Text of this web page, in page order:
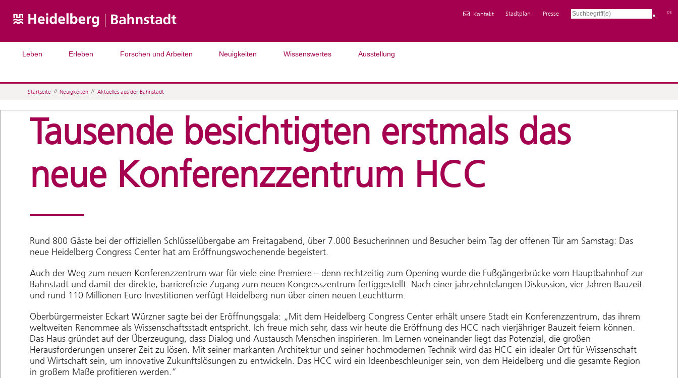
Kontakt Stadtplan Presse DE
Leben Erleben Forschen und Arbeiten Neuigkeiten Wissenswertes Ausstellung
Startseite // Neuigkeiten // Aktuelles aus der Bahnstadt
Tausende besichtigten erstmals das
neue Konferenzzentrum HCC
Rund 800 Gäste bei der offiziellen Schlüsselübergabe am Freitagabend, über 7.000 Besucherinnen und Besucher beim Tag der offenen Tür am Samstag: Das
neue Heidelberg Congress Center hat am Eröffnungswochenende begeistert.
Auch der Weg zum neuen Konferenzzentrum war für viele eine Premiere – denn rechtzeitig zum Opening wurde die Fußgängerbrücke vom Hauptbahnhof zur
Bahnstadt und damit der direkte, barrierefreie Zugang zum neuen Kongresszentrum fertiggestellt. Nach einer jahrzehntelangen Diskussion, vier Jahren Bauzeit
und rund 110 Millionen Euro Investitionen verfügt Heidelberg nun über einen neuen Leuchtturm.
Oberbürgermeister Eckart Würzner sagte bei der Eröffnungsgala: „Mit dem Heidelberg Congress Center erhält unsere Stadt ein Konferenzzentrum, das ihrem
weltweiten Renommee als Wissenschaftsstadt entspricht. Ich freue mich sehr, dass wir heute die Eröffnung des HCC nach vierjähriger Bauzeit feiern können.
Das Haus gründet auf der Überzeugung, dass Dialog und Austausch Menschen inspirieren. Im Lernen voneinander liegt das Potenzial, die großen
Herausforderungen unserer Zeit zu lösen. Mit seiner markanten Architektur und seiner hochmodernen Technik wird das HCC ein idealer Ort für Wissenschaft
und Wirtschaft sein, um innovative Zukunftslösungen zu entwickeln. Das HCC wird ein Ideenbeschleuniger sein, von dem Heidelberg und die gesamte Region
in großem Maße profitieren werden.“